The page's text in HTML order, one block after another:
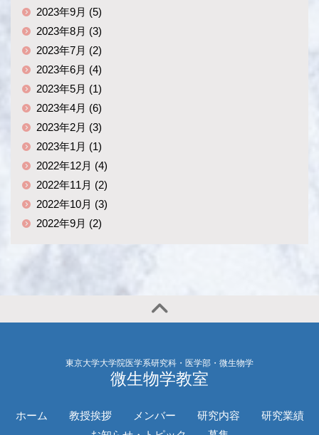
2023年9月 (5)
2023年8月 (3)
2023年7月 (2)
2023年6月 (4)
2023年5月 (1)
2023年4月 (6)
2023年2月 (3)
2023年1月 (1)
2022年12月 (4)
2022年11月 (2)
2022年10月 (3)
2022年9月 (2)
東京大学大学院医学系研究科・医学部・微生物学
微生物学教室
ホーム 教授挨拶 メンバー 研究内容
研究業績